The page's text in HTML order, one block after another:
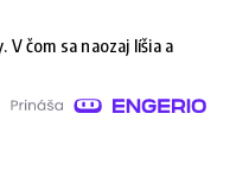
čom sa naozaj líšia a